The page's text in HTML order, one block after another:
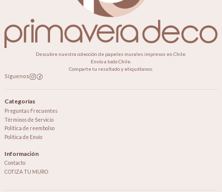
Descubre nuestra colección de papeles murales impresos en Chile.
Envío a todo Chile.
Comparte tu resultado y etiquétanos.
Síguenos
Categorías
Preguntas Frecuentes
Términos de Servicio
Política de reembolso
Política de Envío
Información
Contacto
COTIZA TU MURO